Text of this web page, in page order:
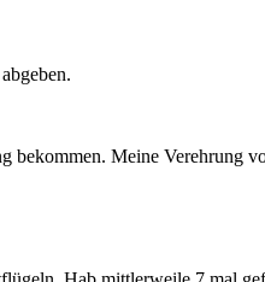
Meine Verehrung